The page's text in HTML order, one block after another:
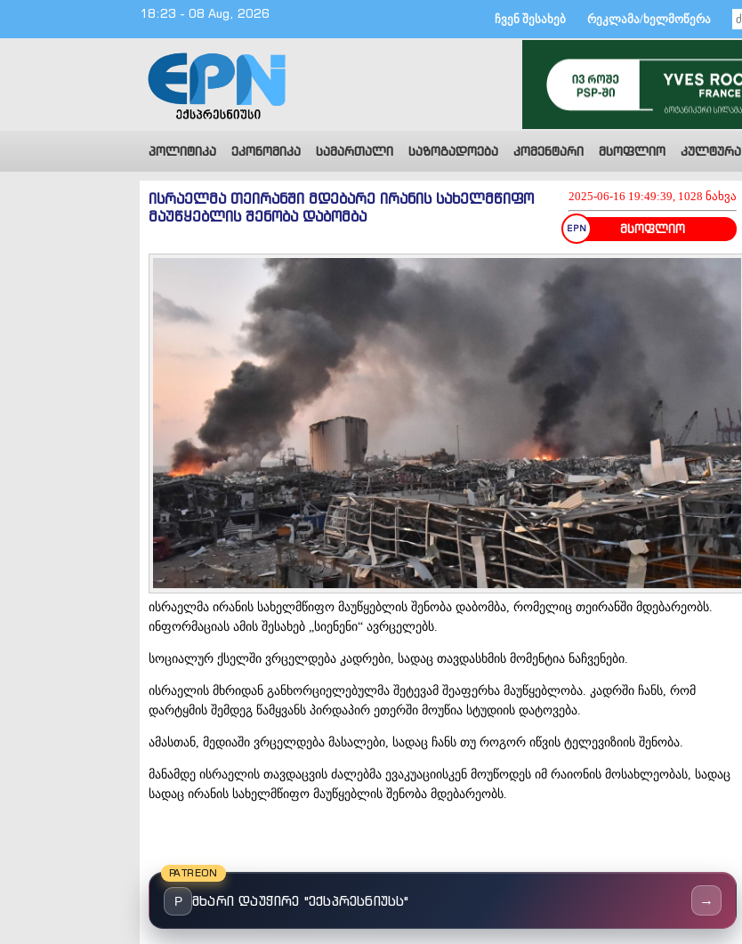
18:23 - 08 Aug, 2026 ჩვენ შესახებ რეკლამა/ხელმოწერა
პოლიტიკა ეკონომიკა სამართალი საზოგადოება კომენტარი მსოფლიო კულტურა
2025-06-16 19:49:39, 1028 ნახვა
მსოფლიო
ისრაელმა თეირანში მდებარე ირანის სახელმწიფო
მაუწყებლის შენობა დაბომბა
ისრაელმა ირანის სახელმწიფო მაუწყებლის შენობა დაბომბა, რომელიც თეირანში მდებარეობს.
ინფორმაციას ამის შესახებ „სიენენი“ ავრცელებს.
სოციალურ ქსელში ვრცელდება კადრები, სადაც თავდასხმის მომენტია ნაჩვენები.
ისრაელის მხრიდან განხორციელებულმა შეტევამ შეაფერხა მაუწყებლობა. კადრში ჩანს, რომ
დარტყმის შემდეგ წამყვანს პირდაპირ ეთერში მოუწია სტუდიის დატოვება.
ამასთან, მედიაში ვრცელდება მასალები, სადაც ჩანს თუ როგორ იწვის ტელევიზიის შენობა.
მანამდე ისრაელის თავდაცვის ძალებმა ევაკუაციისკენ მოუწოდეს იმ რაიონის მოსახლეობას, სადაც
სადაც ირანის სახელმწიფო მაუწყებლის შენობა მდებარეობს.
PATREON
P მხარი დაუჭირე "ექსპრესნიუსს" →